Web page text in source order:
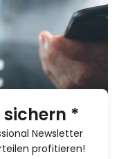
sichern *
Newsletter
profitieren!